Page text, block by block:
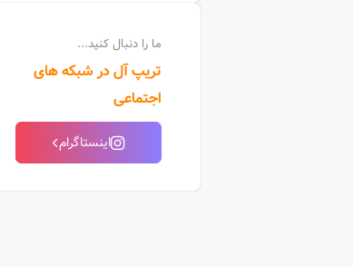
ما را دنبال کنید...
تریپ آل در شبکه های
اجتماعی
اینستاگرام